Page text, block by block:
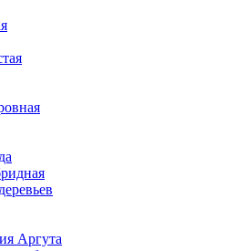
Аргута